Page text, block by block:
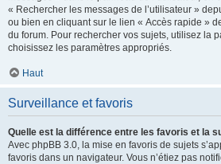
« Rechercher les messages de l’utilisateur »
ou bien en cliquant sur le lien « Accès rapide »
du forum. Pour rechercher vos sujets, utilisez la
choisissez les paramètres appropriés.
Haut
Surveillance et favoris
Quelle est la différence entre les favoris et la
Avec phpBB 3.0, la mise en favoris de sujets
favoris dans un navigateur. Vous n’étiez pas